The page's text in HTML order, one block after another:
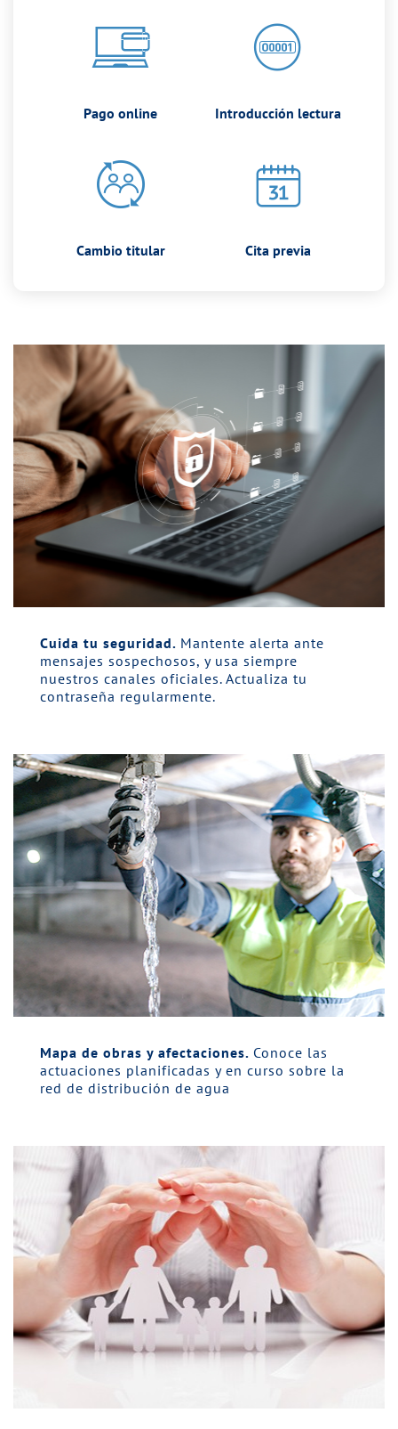
Pago online Introducción lectura
Cambio titular Cita previa
Cuida tu seguridad. Mantente alerta ante
mensajes sospechosos, y usa siempre
nuestros canales oficiales. Actualiza tu
contraseña regularmente.
Mapa de obras y afectaciones. Conoce las
actuaciones planificadas y en curso sobre la
red de distribución de agua